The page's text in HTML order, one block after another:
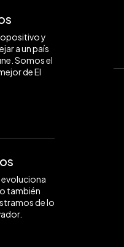
y
a un país
Somos el
de El
también
de lo